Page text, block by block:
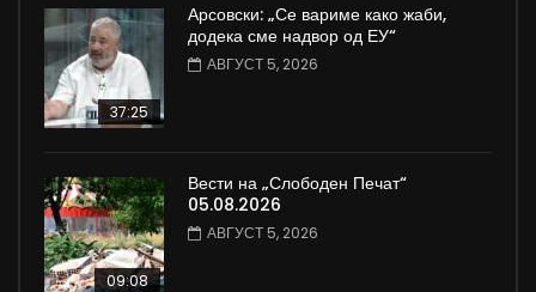
37:25
Арсовски: „Се вариме како жаби,
додека сме надвор од ЕУ“
АВГУСТ 5, 2026
09:08
Вести на „Слободен Печат“
05.08.2026
АВГУСТ 5, 2026